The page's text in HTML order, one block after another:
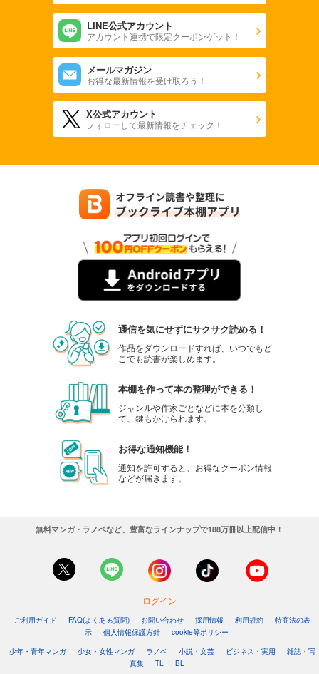
LINE公式アカウント
アカウント連携で限定クーポンゲット！
メールマガジン
お得な最新情報を受け取ろう！
X公式アカウント
フォローして最新情報をチェック！
通信を気にせずにサクサク読める！
作品をダウンロードすれば、いつでもど
こでも読書が楽しめます。
本棚を作って本の整理ができる！
ジャンルや作家ごとなどに本を分類し
て、鍵もかけられます。
お得な通知機能！
通知を許可すると、お得なクーポン情報
などが届きます。
無料マンガ・ラノベなど、豊富なラインナップで188万冊以上配信中！
ログイン
ご利用ガイド FAQ(よくある質問) お問い合わせ 採用情報 利用規約
特商法の表
示
個人情報保護方針
cookie等ポリシー
少年・青年マンガ
少女・女性マンガ ラノベ 小説・文芸 ビジネス・実用
雑誌・写
真集
TL BL